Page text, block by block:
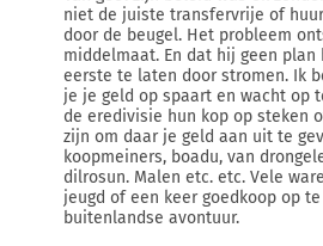
niet de juiste transfervrije of
door de beugel. Het probleem
middelmaat. En dat hij geen
eerste te laten door stromen. Ik
je je geld op spaart en wacht op
de eredivisie hun kop op steken
zijn om daar je geld aan uit te
koopmeiners, boadu, van
dilrosun. Malen etc. etc. Vele
jeugd of een keer goedkoop op
buitenlandse avontuur.